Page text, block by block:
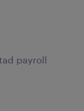
payroll